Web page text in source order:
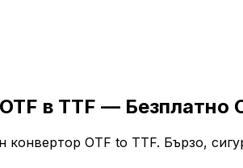
в TTF — Безплатно
конвертор OTF to TTF. Бързо,